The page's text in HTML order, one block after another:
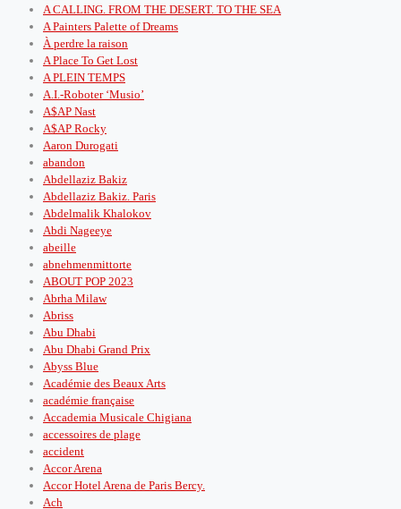
A CALLING. FROM THE DESERT. TO THE SEA
A Painters Palette of Dreams
À perdre la raison
A Place To Get Lost
A PLEIN TEMPS
A.I.-Roboter ‘Musio’
A$AP Nast
A$AP Rocky
Aaron Durogati
abandon
Abdellaziz Bakiz
Abdellaziz Bakiz. Paris
Abdelmalik Khalokov
Abdi Nageeye
abeille
abnehmenmittorte
ABOUT POP 2023
Abrha Milaw
Abriss
Abu Dhabi
Abu Dhabi Grand Prix
Abyss Blue
Académie des Beaux Arts
académie française
Accademia Musicale Chigiana
accessoires de plage
accident
Accor Arena
Accor Hotel Arena de Paris Bercy.
Ach